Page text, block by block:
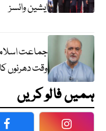
ایشین وائسز
وقت دھرنوں
ہمیں فالو کریں